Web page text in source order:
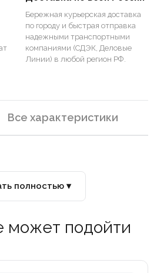
Бережная курьерская доставка
по городу и быстрая отправка
надежными транспортными
компаниями (СДЭК, Деловые
Линии) в любой регион РФ.
Все характеристики
полностью ▾
может подойти